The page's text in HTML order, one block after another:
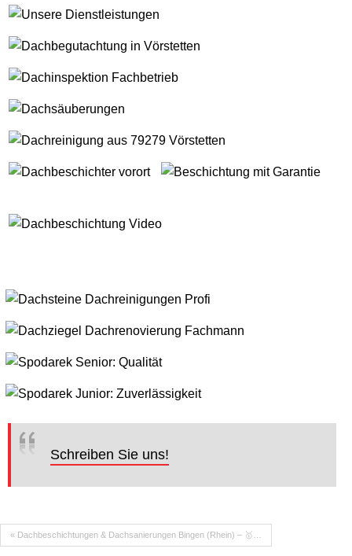
Schreiben Sie uns!
« Dachbeschichtungen & Dachsanierungen Bingen (Rhein) – 🥇…